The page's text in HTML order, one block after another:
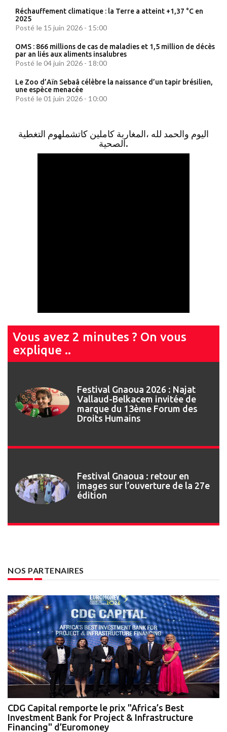
Réchauffement climatique : la Terre a atteint +1,37 °C en
2025
Posté le 15 juin 2026 - 15:00
OMS : 866 millions de cas de maladies et 1,5 million de décès
par an liés aux aliments insalubres
Posté le 04 juin 2026 - 18:00
Le Zoo d’Aïn Sebaâ célèbre la naissance d’un tapir brésilien,
une espèce menacée
Posté le 01 juin 2026 - 10:00
اليوم والحمد لله ،المغاربة كاملين كاتشملهوم التغطية
الصحية.
Vous avez 2 minutes ? On vous
explique ..
Festival Gnaoua 2026 : Najat
Vallaud-Belkacem invitée de
marque du 13ème Forum des
Droits Humains
Festival Gnaoua : retour en
images sur l’ouverture de la 27e
édition
NOS PARTENAIRES
CDG Capital remporte le prix "Africa’s Best
Investment Bank for Project & Infrastructure
Financing" d’Euromoney